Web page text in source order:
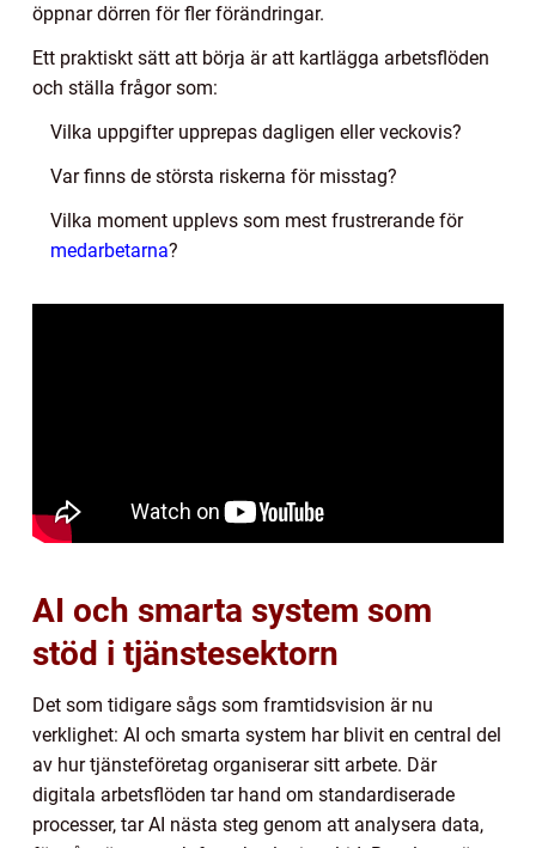
öppnar dörren för fler förändringar.
Ett praktiskt sätt att börja är att kartlägga arbetsflöden
och ställa frågor som:
Vilka uppgifter upprepas dagligen eller veckovis?
Var finns de största riskerna för misstag?
Vilka moment upplevs som mest frustrerande för
medarbetarna?
AI och smarta system som
stöd i tjänstesektorn
Det som tidigare sågs som framtidsvision är nu
verklighet: AI och smarta system har blivit en central del
av hur tjänsteföretag organiserar sitt arbete. Där
digitala arbetsflöden tar hand om standardiserade
processer, tar AI nästa steg genom att analysera data,